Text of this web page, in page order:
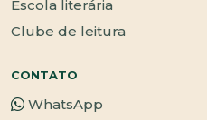
Escola literária
Clube de leitura
CONTATO
WhatsApp